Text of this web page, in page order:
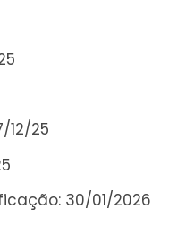
12/25
30/01/2026